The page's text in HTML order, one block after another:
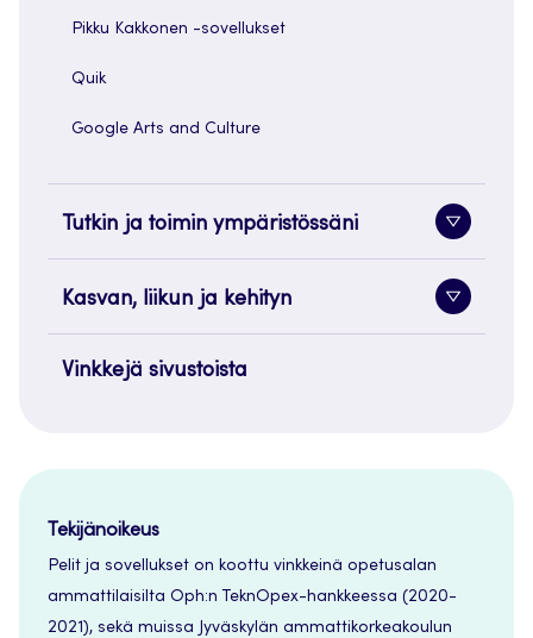
Pikku Kakkonen -sovellukset
Quik
Google Arts and Culture
Tutkin ja toimin ympäristössäni
painike
Kasvan, liikun ja kehityn
painike
Vinkkejä sivustoista
Tekijänoikeus
Pelit ja sovellukset on koottu vinkkeinä opetusalan
ammattilaisilta Oph:n TeknOpex-hankkeessa (2020-
2021), sekä muissa Jyväskylän ammattikorkeakoulun